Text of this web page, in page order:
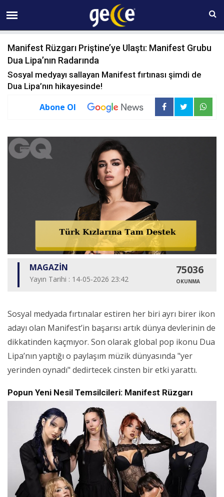
10 AĞUSTOS Pazartesi 10:15
Manifest Rüzgarı Priştine’ye Ulaştı: Manifest Grubu
Dua Lipa’nın Radarında
Sosyal medyayı sallayan Manifest fırtınası şimdi de
Dua Lipa’nın hikayesinde!
Abone Ol
MAGAZİN
Yayın Tarihi : 14-05-2026 23:42
75036
OKUNMA
Sosyal medyada fırtınalar estiren her biri ayrı birer ikon
adayı olan Manifest’in başarısı artık dünya devlerinin de
dikkatinden kaçmıyor. Son olarak global pop ikonu Dua
Lipa’nın yaptığı o paylaşım müzik dünyasında "yer
yerinden oynadı" dedirtecek cinsten bir etki yarattı.
Popun Yeni Nesil Temsilcileri: Manifest Rüzgarı